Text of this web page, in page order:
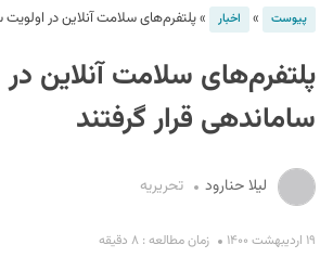
پیوست » اخبار »پلتفرم‌های سلامت آنلاین در اولویت
پلتفرم‌های سلامت آنلاین
ساماندهی قرار گرفتند
لیلا حنارود تحریریه
۱۹ اردیبهشت ۱۴۰۰ زمان مطالعه : ۸ دقیقه